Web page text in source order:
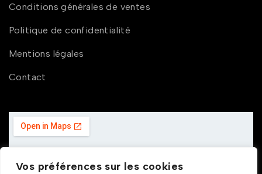
Vos préférences sur les cookies
Conditions générales de ventes
Politique de confidentialité
Mentions légales
Contact